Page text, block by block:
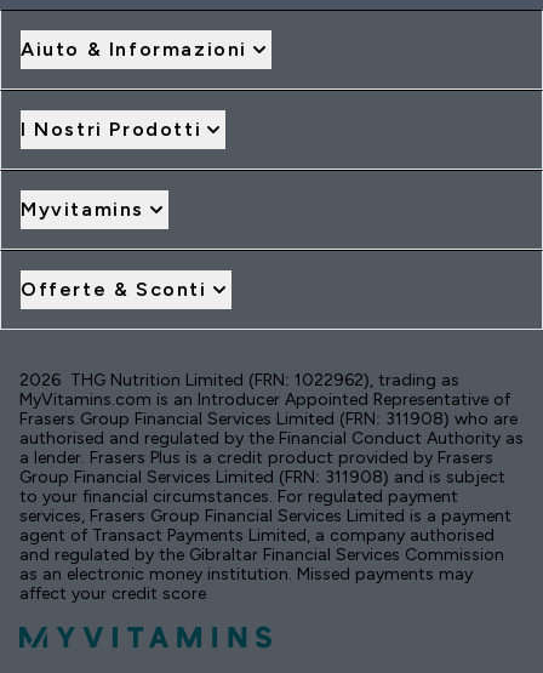
Aiuto & Informazioni
I Nostri Prodotti
Myvitamins
Offerte & Sconti
2026 THG Nutrition Limited (FRN: 1022962), trading as
MyVitamins.com is an Introducer Appointed Representative of
Frasers Group Financial Services Limited (FRN: 311908) who are
authorised and regulated by the Financial Conduct Authority as
a lender. Frasers Plus is a credit product provided by Frasers
Group Financial Services Limited (FRN: 311908) and is subject
to your financial circumstances. For regulated payment
services, Frasers Group Financial Services Limited is a payment
agent of Transact Payments Limited, a company authorised
and regulated by the Gibraltar Financial Services Commission
as an electronic money institution. Missed payments may
affect your credit score